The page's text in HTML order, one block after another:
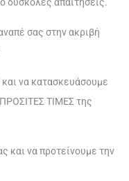
σας στην ακριβή
να κατασκευάσουμε
ΤΙΜΕΣ της
και να προτείνουμε την